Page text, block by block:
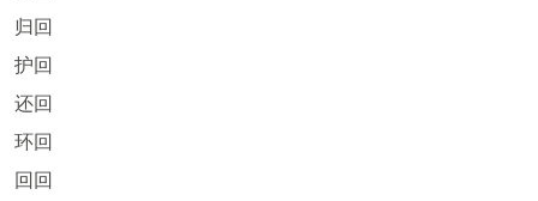
归回
护回
还回
环回
回回